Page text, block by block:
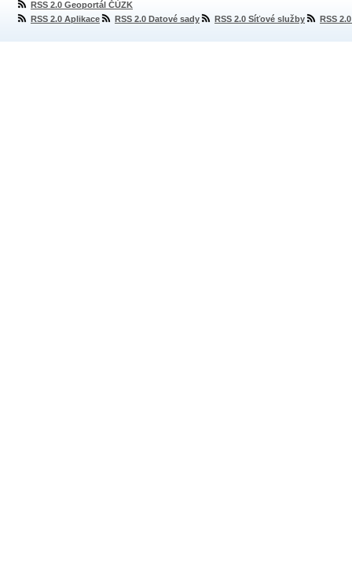
RSS 2.0 Geoportál ČÚZK
RSS 2.0 Aplikace
RSS 2.0 Datové sady RSS 2.0 Síťové služby RSS